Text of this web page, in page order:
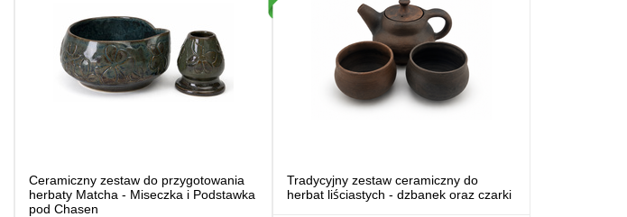
Ceramiczny zestaw do przygotowania
herbaty Matcha - Miseczka i Podstawka
pod Chasen
Tradycyjny zestaw ceramiczny do
herbat liściastych - dzbanek oraz czarki